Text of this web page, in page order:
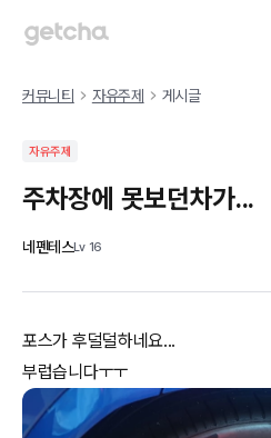
커뮤니티 자유주제 게시글
자유주제
주차장에 못보던차가...
네펜테스Lv 16
포스가 후덜덜하네요...
부럽습니다ㅜㅜ